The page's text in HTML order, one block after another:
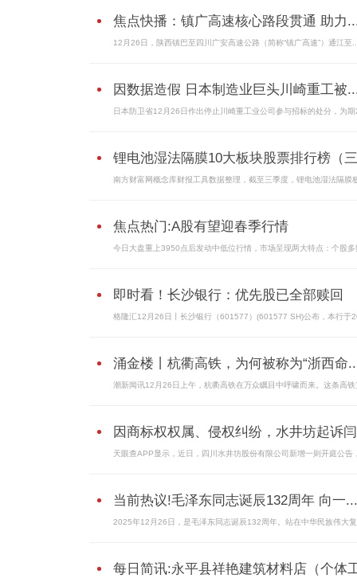
焦点快播：镇广高速核心路段贯通 助力
12月26日，陕西镇巴至四川广安高速公路（简称“镇广高速”）通江至...
因数据造假 日本制造业巨头川崎重工被
日本防卫省12月26日作出停止川崎重工业公司参与招标的处分，为期
锂电池湿法隔膜10大板块股票排行榜（
南方财富网概念库财报工具数据整理，截至三季度，锂电池湿法隔膜
焦点热门:A股有望迎春季行情
今日大盘重上3950点后发动中低位行情，市场呈现两大特点：个股多
即时看！长沙银行：优先股已全部赎回
格隆汇12月26日丨长沙银行（601577）(601577 SH)公布，本行于
涌金楼丨杭衢高铁，为何被称为“浙西命
潮新闻讯12月26日上午，杭衢高铁在万众瞩目中呼啸而来。这条高铁
因商标权权属、侵权纠纷，水井坊起诉
天眼查APP显示，近日，四川水井坊股份有限公司新增一则开庭公告
当前热议!毛泽东同志诞辰132周年 向一...
2025年12月26日，是毛泽东同志诞辰132周年。站在中华民族伟大
每日简讯:永平县祥艳建筑材料店（个体